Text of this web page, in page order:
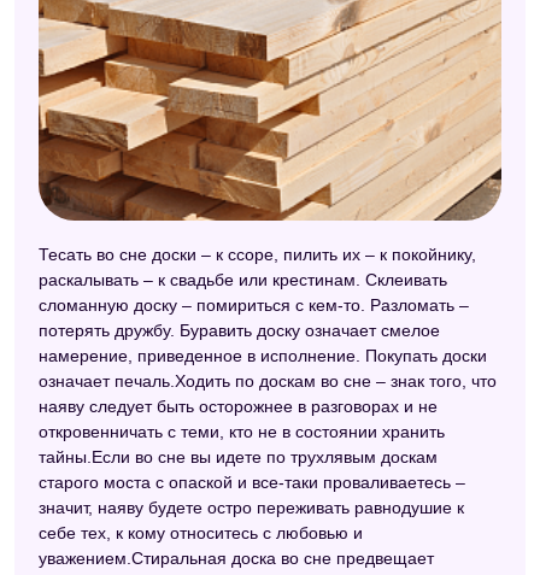
Сонник Екатерины Великой
Сонник Юнга
Сонник Роммеля
Сонник Миллера
Сонник Таболкина
Сонник 2012
Сонник для девочек
Модернистский сонник
Любовный сонник
Астрологический сонник
Тесать во сне доски – к ссоре, пилить их – к покойнику,
раскалывать – к свадьбе или крестинам. Склеивать
сломанную доску – помириться с кем-то. Разломать –
потерять дружбу. Буравить доску означает смелое
намерение, приведенное в исполнение. Покупать доски
означает печаль.Ходить по доскам во сне – знак того, что
наяву следует быть осторожнее в разговорах и не
откровенничать с теми, кто не в состоянии хранить
тайны.Если во сне вы идете по трухлявым доскам
старого моста с опаской и все-таки проваливаетесь –
значит, наяву будете остро переживать равнодушие к
себе тех, к кому относитесь с любовью и
уважением.Стиральная доска во сне предвещает